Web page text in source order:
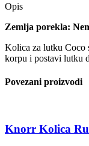
Opis
Zemlja porekla:
Kolica za lutku Coco
korpu i postavi lutku
Povezani proizvodi
Knorr Kolica